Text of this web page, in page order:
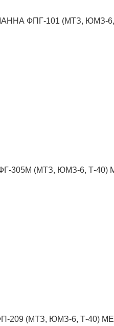
ФПГ-101 (МТЗ, ЮМЗ-6,
305М (МТЗ, ЮМЗ-6, Т-
209 (МТЗ, ЮМЗ-6, Т-40)